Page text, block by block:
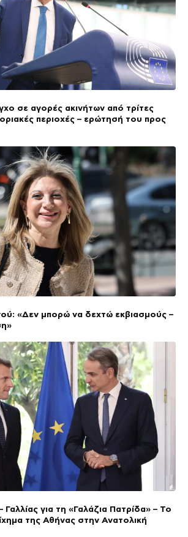
σε αγορές ακινήτων από τρίτες
περιοχές – ερώτησή του προς
«Δεν μπορώ να δεχτώ εκβιασμούς –
για τη «Γαλάζια Πατρίδα» – Το
της Αθήνας στην Ανατολική